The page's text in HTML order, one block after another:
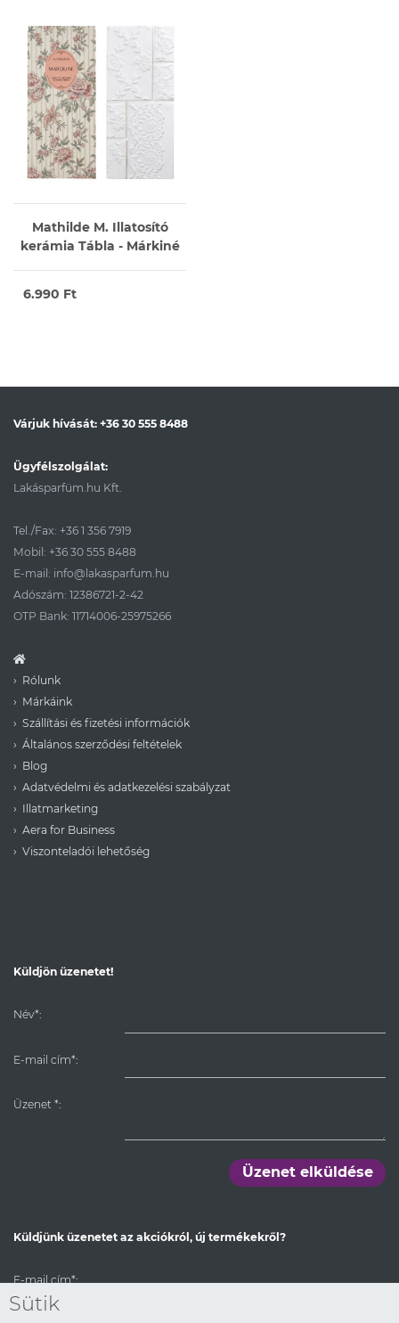
Mathilde M. Illatosító
kerámia Tábla - Márkiné
6.990 Ft
Várjuk hívását: +36 30 555 8488
Ügyfélszolgálat:
Lakásparfüm.hu Kft.
Tel./Fax: +36 1 356 7919
Mobil: +36 30 555 8488
E-mail: info@lakasparfum.hu
Adószám: 12386721-2-42
OTP Bank: 11714006-25975266
Rólunk
Márkáink
Szállítási és fizetési információk
Általános szerződési feltételek
Blog
Adatvédelmi és adatkezelési szabályzat
Illatmarketing
Aera for Business
Viszonteladói lehetőség
Küldjön üzenetet!
Név*:
E-mail cím*:
Üzenet *:
Üzenet elküldése
Küldjünk üzenetet az akciókról, új termékekről?
E-mail cím*:
Sütik